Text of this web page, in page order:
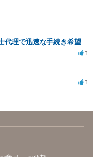
代理で迅速な手続き希望
1
1